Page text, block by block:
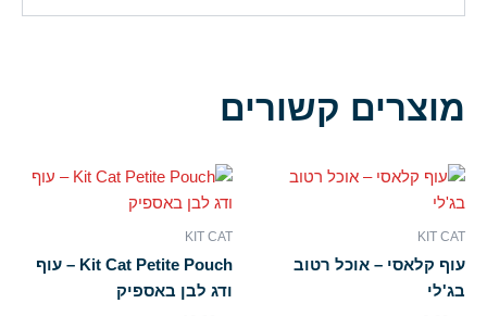
מוצרים קשורים
KIT CAT
עוף קלאסי – אוכל רטוב
בג'לי
KIT CAT
Kit Cat Petite Pouch – עוף
ודג לבן באספיק